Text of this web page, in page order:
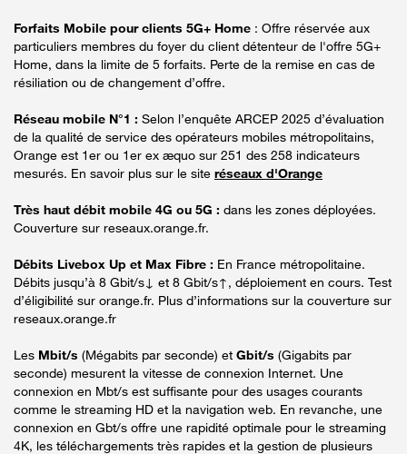
Forfaits Mobile pour clients 5G+ Home : Offre réservée aux
particuliers membres du foyer du client détenteur de l'offre 5G+
Home, dans la limite de 5 forfaits. Perte de la remise en cas de
résiliation ou de changement d’offre.
Réseau mobile N°1 : Selon l’enquête ARCEP 2025 d’évaluation
de la qualité de service des opérateurs mobiles métropolitains,
Orange est 1er ou 1er ex æquo sur 251 des 258 indicateurs
mesurés. En savoir plus sur le site réseaux d'Orange
Très haut débit mobile 4G ou 5G : dans les zones déployées.
Couverture sur reseaux.orange.fr.
Débits Livebox Up et Max Fibre : En France métropolitaine.
Débits jusqu’à 8 Gbit/s↓ et 8 Gbit/s↑, déploiement en cours. Test
d’éligibilité sur orange.fr. Plus d’informations sur la couverture sur
reseaux.orange.fr
Les Mbit/s (Mégabits par seconde) et Gbit/s (Gigabits par
seconde) mesurent la vitesse de connexion Internet. Une
connexion en Mbt/s est suffisante pour des usages courants
comme le streaming HD et la navigation web. En revanche, une
connexion en Gbt/s offre une rapidité optimale pour le streaming
4K, les téléchargements très rapides et la gestion de plusieurs